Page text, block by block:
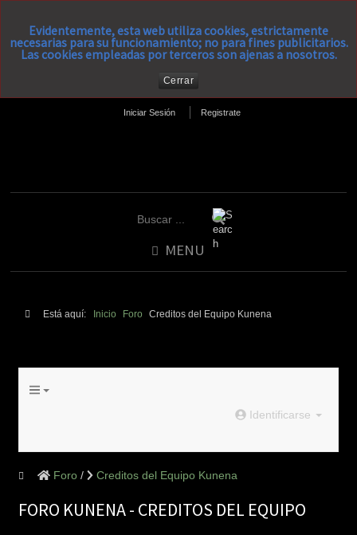
Evidentemente, esta web utiliza cookies, estrictamente
necesarias para su funcionamiento; no para fines publicitarios.
Las cookies empleadas por terceros son ajenas a nosotros.
Cerrar
Iniciar Sesión Registrate
MENU
Está aquí: Inicio Foro Creditos del Equipo Kunena
Identificarse
Foro Creditos del Equipo Kunena
FORO KUNENA - CREDITOS DEL EQUIPO